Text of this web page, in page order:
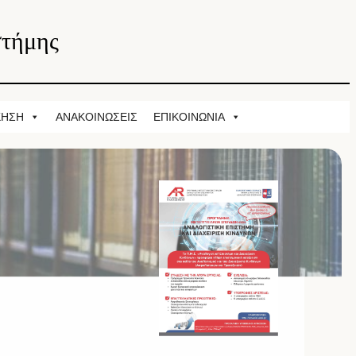
ΑΝΑΚΟΙΝΩΣΕΙΣ ΕΠΙΚΟΙΝΩΝΙΑ